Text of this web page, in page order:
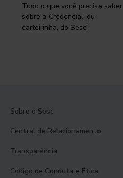
Tudo o que você precisa saber
sobre a Credencial, ou
carteirinha, do Sesc!
Sobre o Sesc
Central de Relacionamento
Transparência
Código de Conduta e Ética